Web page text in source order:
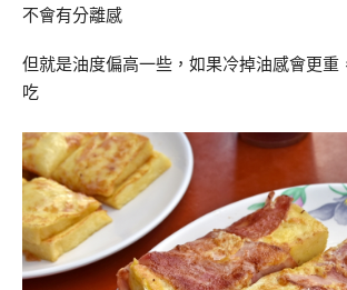
不會有分離感
但就是油度偏高一些，如果冷掉油感會更重
吃